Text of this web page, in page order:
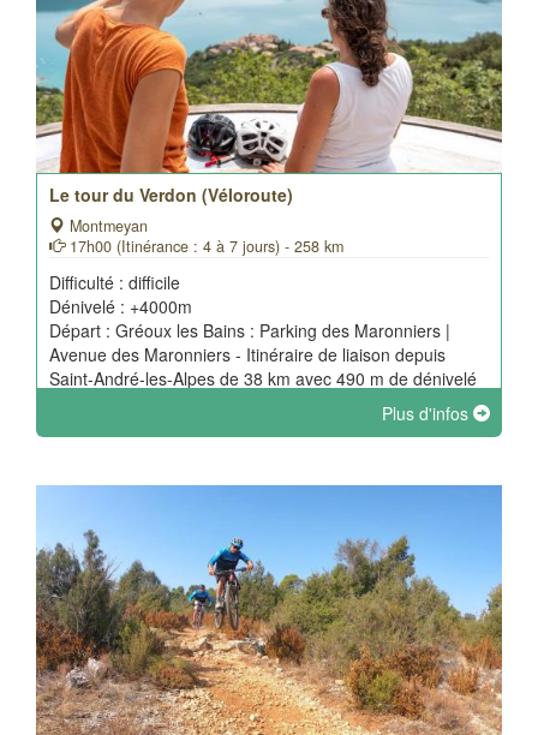
Le tour du Verdon (Véloroute)
Montmeyan
17h00 (Itinérance : 4 à 7 jours) - 258 km
Difficulté : difficile
Dénivelé : +4000m
Départ : Gréoux les Bains : Parking des Maronniers |
Avenue des Maronniers - Itinéraire de liaison depuis
Saint-André-les-Alpes de 38 km avec 490 m de dénivelé
Plus d'infos